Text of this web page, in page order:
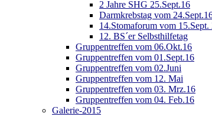
2 Jahre SHG 25.Sept.16
Darmkrebstag vom
14.Stomaforum vom 15.Sept.
12. BS´er Selbsthilfetag
Gruppentreffen vom 06.Okt.16
Gruppentreffen vom 01.Sept.16
Gruppentreffen vom 02.Juni
Gruppentreffen vom 12. Mai
Gruppentreffen vom 03. Mrz.16
Gruppentreffen vom 04. Feb.16
Galerie-2015